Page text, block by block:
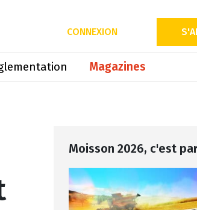
CONNEXION
Magazines
Moisson 2026, c'est